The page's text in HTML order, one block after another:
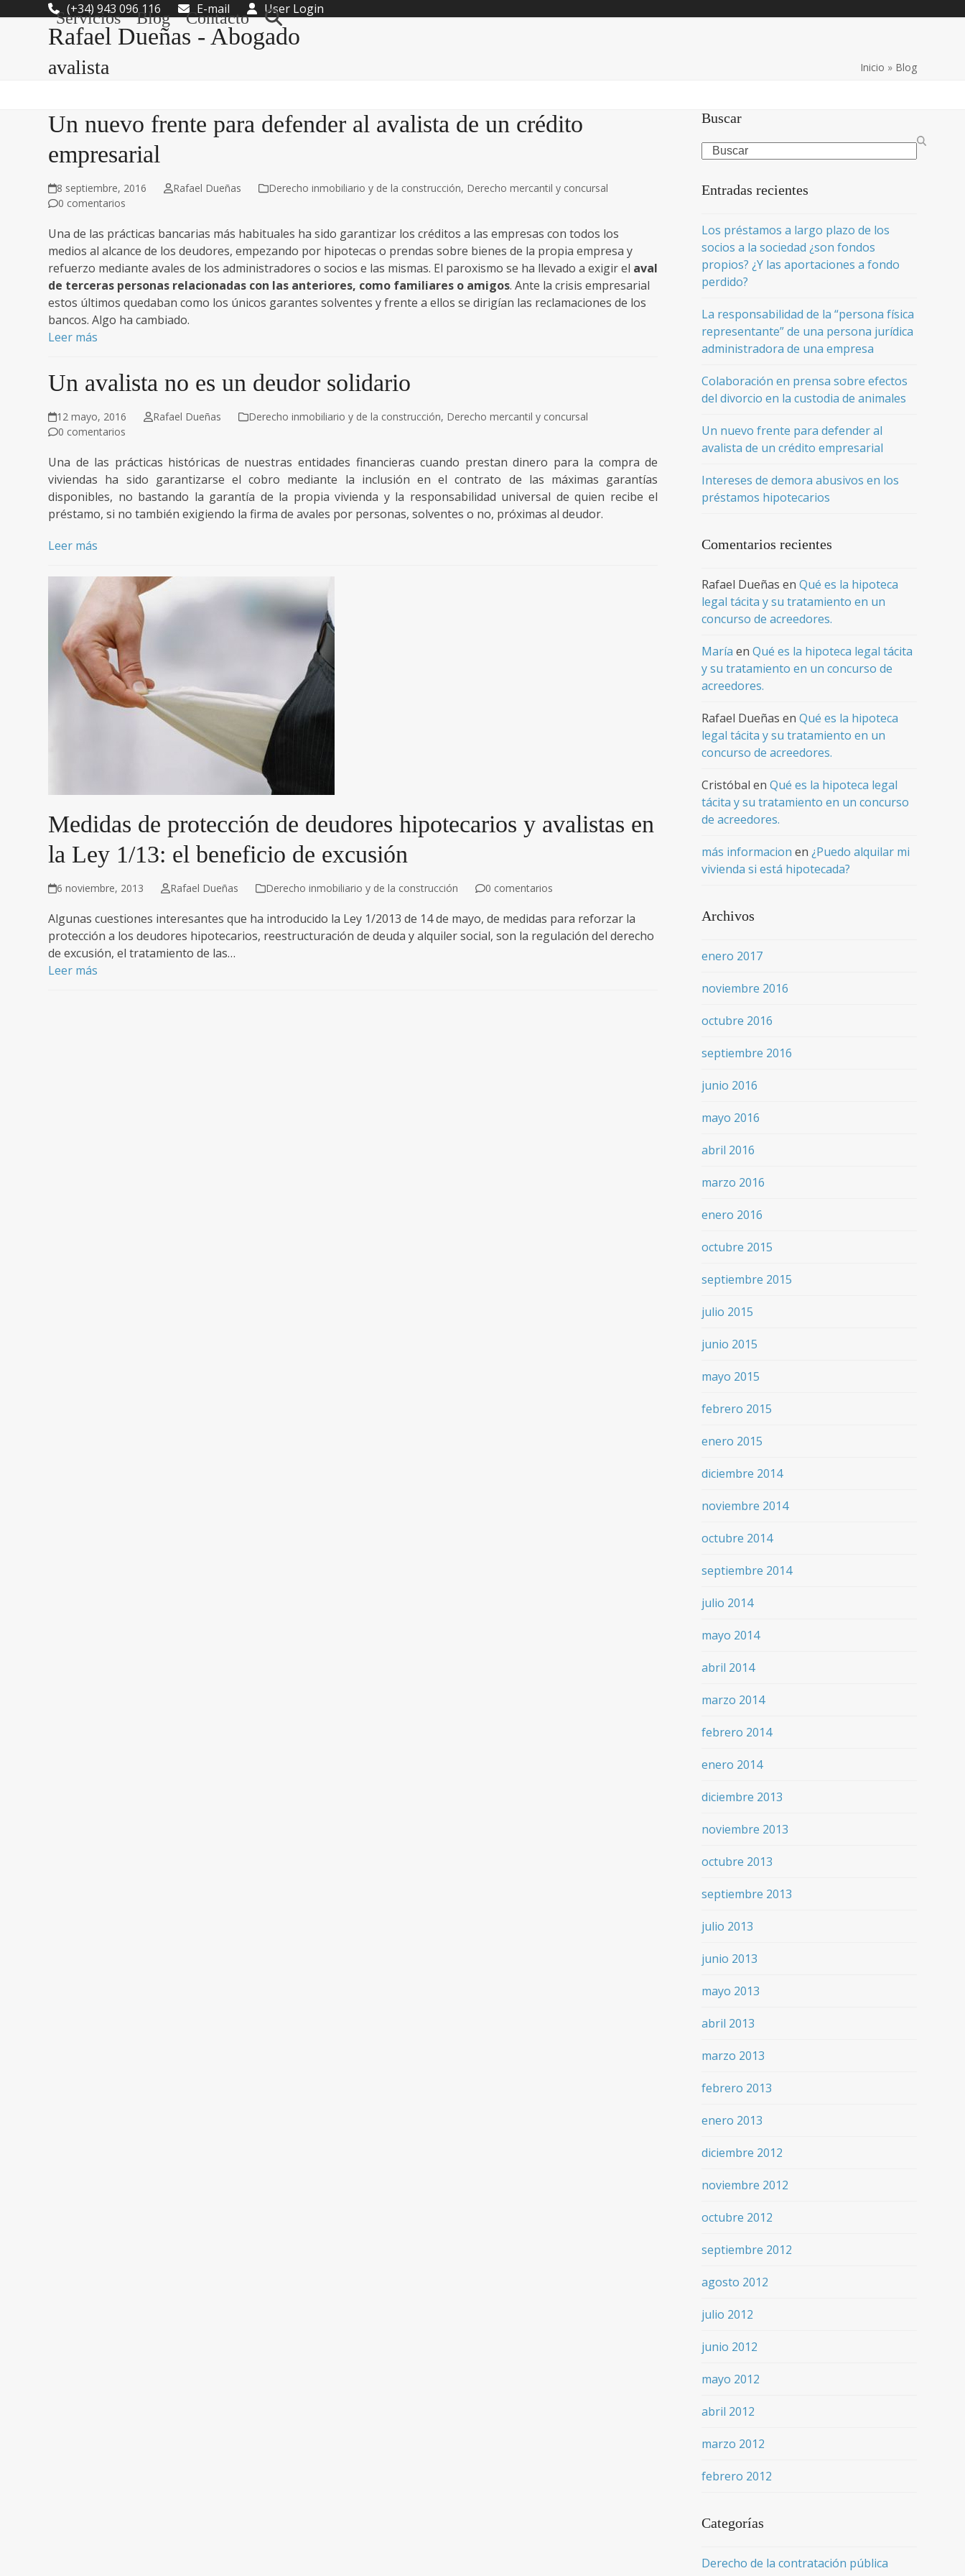
(+34) 943 096 116 E-mail User Login
Rafael Dueñas - Abogado
Servicios Blog Contacto
avalista Inicio » Blog
Un nuevo frente para defender al avalista de un crédito
empresarial
8 septiembre, 2016 Rafael Dueñas Derecho inmobiliario y de la construcción, Derecho mercantil y concursal
0 comentarios
Una de las prácticas bancarias más habituales ha sido garantizar los créditos a las empresas con todos los
medios al alcance de los deudores, empezando por hipotecas o prendas sobre bienes de la propia empresa y
refuerzo mediante avales de los administradores o socios e las mismas. El paroxismo se ha llevado a exigir el aval
de terceras personas relacionadas con las anteriores, como familiares o amigos. Ante la crisis empresarial
estos últimos quedaban como los únicos garantes solventes y frente a ellos se dirigían las reclamaciones de los
bancos. Algo ha cambiado.
Leer más
Un avalista no es un deudor solidario
12 mayo, 2016 Rafael Dueñas Derecho inmobiliario y de la construcción, Derecho mercantil y concursal
0 comentarios
Una de las prácticas históricas de nuestras entidades financieras cuando prestan dinero para la compra de
viviendas ha sido garantizarse el cobro mediante la inclusión en el contrato de las máximas garantías
disponibles, no bastando la garantía de la propia vivienda y la responsabilidad universal de quien recibe el
préstamo, si no también exigiendo la firma de avales por personas, solventes o no, próximas al deudor.
Leer más
Medidas de protección de deudores hipotecarios y avalistas en
la Ley 1/13: el beneficio de excusión
6 noviembre, 2013 Rafael Dueñas Derecho inmobiliario y de la construcción 0 comentarios
Algunas cuestiones interesantes que ha introducido la Ley 1/2013 de 14 de mayo, de medidas para reforzar la
protección a los deudores hipotecarios, reestructuración de deuda y alquiler social, son la regulación del derecho
de excusión, el tratamiento de las…
Leer más
Buscar
Search
Entradas recientes
Los préstamos a largo plazo de los
socios a la sociedad ¿son fondos
propios? ¿Y las aportaciones a fondo
perdido?
La responsabilidad de la “persona física
representante” de una persona jurídica
administradora de una empresa
Colaboración en prensa sobre efectos
del divorcio en la custodia de animales
Un nuevo frente para defender al
avalista de un crédito empresarial
Intereses de demora abusivos en los
préstamos hipotecarios
Comentarios recientes
Rafael Dueñas en Qué es la hipoteca
legal tácita y su tratamiento en un
concurso de acreedores.
María en Qué es la hipoteca legal tácita
y su tratamiento en un concurso de
acreedores.
Rafael Dueñas en Qué es la hipoteca
legal tácita y su tratamiento en un
concurso de acreedores.
Cristóbal en Qué es la hipoteca legal
tácita y su tratamiento en un concurso
de acreedores.
más informacion en ¿Puedo alquilar mi
vivienda si está hipotecada?
Archivos
enero 2017
noviembre 2016
octubre 2016
septiembre 2016
junio 2016
mayo 2016
abril 2016
marzo 2016
enero 2016
octubre 2015
septiembre 2015
julio 2015
junio 2015
mayo 2015
febrero 2015
enero 2015
diciembre 2014
noviembre 2014
octubre 2014
septiembre 2014
julio 2014
mayo 2014
abril 2014
marzo 2014
febrero 2014
enero 2014
diciembre 2013
noviembre 2013
octubre 2013
septiembre 2013
julio 2013
junio 2013
mayo 2013
abril 2013
marzo 2013
febrero 2013
enero 2013
diciembre 2012
noviembre 2012
octubre 2012
septiembre 2012
agosto 2012
julio 2012
junio 2012
mayo 2012
abril 2012
marzo 2012
febrero 2012
Categorías
Derecho de la contratación pública